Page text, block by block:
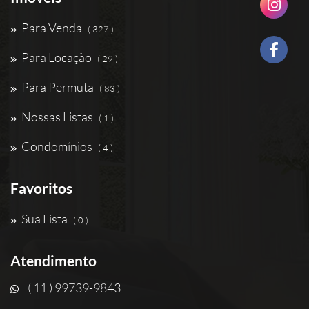
Para Venda ( 327 )
Para Locação ( 29 )
Para Permuta ( 83 )
Nossas Listas ( 1 )
Condomínios ( 4 )
Favoritos
Sua Lista ( 0 )
Atendimento
( 11 ) 99739-9843